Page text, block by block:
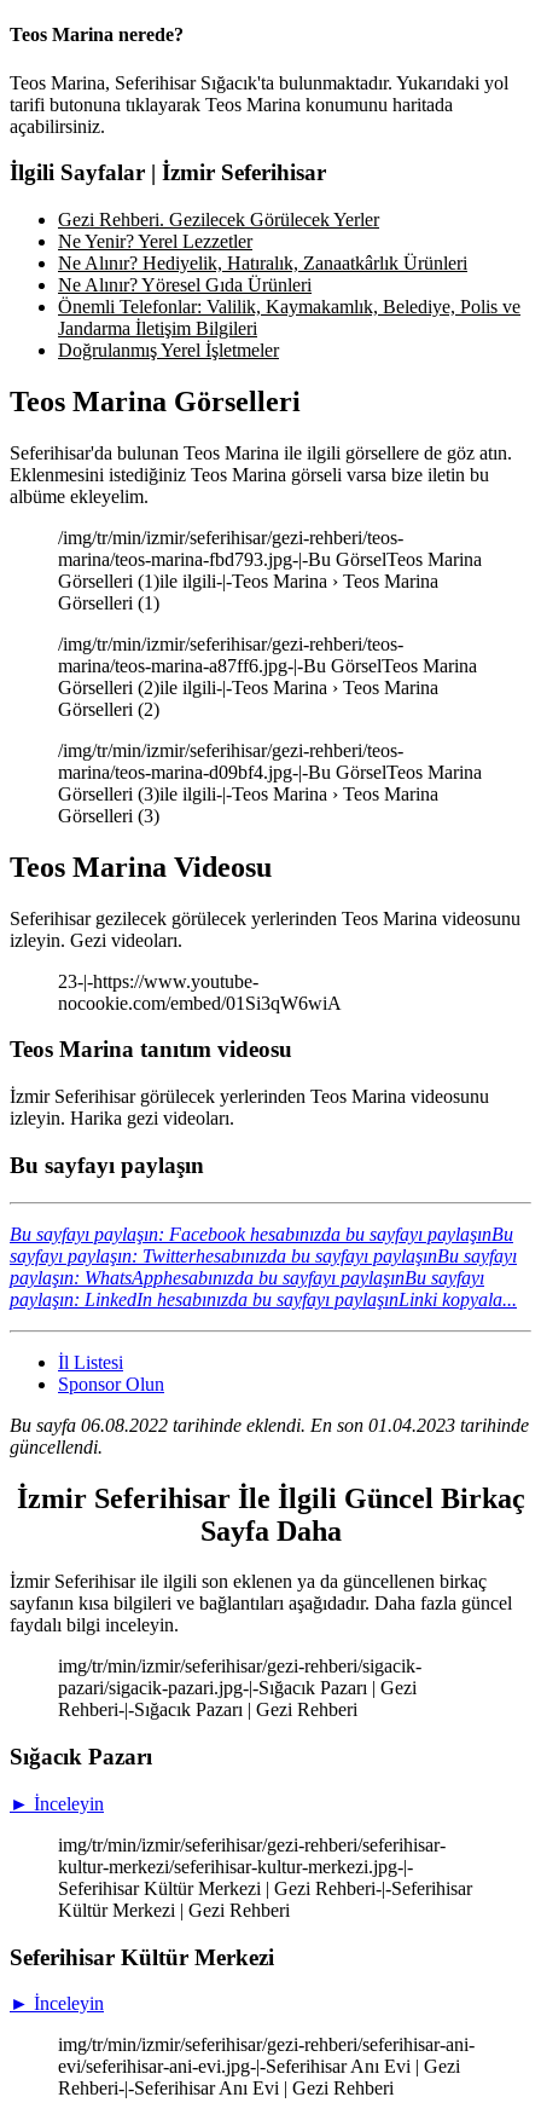
Teos Marina nerede?
Teos Marina, Seferihisar Sığacık'ta bulunmaktadır. Yukarıdaki yol
tarifi butonuna tıklayarak Teos Marina konumunu haritada
açabilirsiniz.
İlgili Sayfalar | İzmir Seferihisar
Gezi Rehberi. Gezilecek Görülecek Yerler
Ne Yenir? Yerel Lezzetler
Ne Alınır? Hediyelik, Hatıralık, Zanaatkârlık Ürünleri
Ne Alınır? Yöresel Gıda Ürünleri
Önemli Telefonlar: Valilik, Kaymakamlık, Belediye, Polis ve
Jandarma İletişim Bilgileri
Doğrulanmış Yerel İşletmeler
Teos Marina Görselleri
Seferihisar'da bulunan Teos Marina ile ilgili görsellere de göz atın.
Eklenmesini istediğiniz Teos Marina görseli varsa bize iletin bu
albüme ekleyelim.
/img/tr/min/izmir/seferihisar/gezi-rehberi/teos-
marina/teos-marina-fbd793.jpg-|-Bu GörselTeos Marina
Görselleri (1)ile ilgili-|-Teos Marina › Teos Marina
Görselleri (1)
/img/tr/min/izmir/seferihisar/gezi-rehberi/teos-
marina/teos-marina-a87ff6.jpg-|-Bu GörselTeos Marina
Görselleri (2)ile ilgili-|-Teos Marina › Teos Marina
Görselleri (2)
/img/tr/min/izmir/seferihisar/gezi-rehberi/teos-
marina/teos-marina-d09bf4.jpg-|-Bu GörselTeos Marina
Görselleri (3)ile ilgili-|-Teos Marina › Teos Marina
Görselleri (3)
Teos Marina Videosu
Seferihisar gezilecek görülecek yerlerinden Teos Marina videosunu
izleyin. Gezi videoları.
23-|-https://www.youtube-
nocookie.com/embed/01Si3qW6wiA
Teos Marina tanıtım videosu
İzmir Seferihisar görülecek yerlerinden Teos Marina videosunu
izleyin. Harika gezi videoları.
Bu sayfayı paylaşın
Bu sayfayı paylaşın: Facebook hesabınızda bu sayfayı paylaşınBu
sayfayı paylaşın: Twitterhesabınızda bu sayfayı paylaşınBu sayfayı
paylaşın: WhatsApphesabınızda bu sayfayı paylaşınBu sayfayı
paylaşın: LinkedIn hesabınızda bu sayfayı paylaşınLinki kopyala...
İl Listesi
Sponsor Olun
Bu sayfa 06.08.2022 tarihinde eklendi. En son 01.04.2023 tarihinde
güncellendi.
İzmir Seferihisar İle İlgili Güncel Birkaç
Sayfa Daha
İzmir Seferihisar ile ilgili son eklenen ya da güncellenen birkaç
sayfanın kısa bilgileri ve bağlantıları aşağıdadır. Daha fazla güncel
faydalı bilgi inceleyin.
img/tr/min/izmir/seferihisar/gezi-rehberi/sigacik-
pazari/sigacik-pazari.jpg-|-Sığacık Pazarı | Gezi
Rehberi-|-Sığacık Pazarı | Gezi Rehberi
Sığacık Pazarı
► İnceleyin
img/tr/min/izmir/seferihisar/gezi-rehberi/seferihisar-
kultur-merkezi/seferihisar-kultur-merkezi.jpg-|-
Seferihisar Kültür Merkezi | Gezi Rehberi-|-Seferihisar
Kültür Merkezi | Gezi Rehberi
Seferihisar Kültür Merkezi
► İnceleyin
img/tr/min/izmir/seferihisar/gezi-rehberi/seferihisar-ani-
evi/seferihisar-ani-evi.jpg-|-Seferihisar Anı Evi | Gezi
Rehberi-|-Seferihisar Anı Evi | Gezi Rehberi